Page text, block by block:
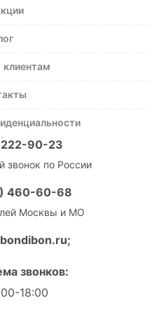
90-23
звонок по России
460-60-68
Москвы и МО
звонков:
18:00